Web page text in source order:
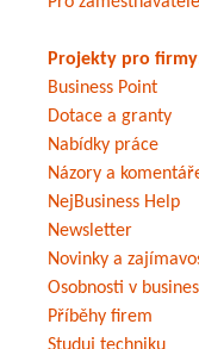
Projekty pro
Business Point
Dotace a granty
Nabídky práce
Názory a
NejBusiness Help
Newsletter
Novinky a
Osobnosti v
Příběhy firem